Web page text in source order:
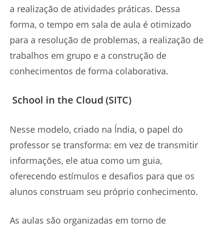
a realização de atividades práticas. Dessa
forma, o tempo em sala de aula é otimizado
para a resolução de problemas, a realização de
trabalhos em grupo e a construção de
conhecimentos de forma colaborativa.
School in the Cloud (SITC)
Nesse modelo, criado na Índia, o papel do
professor se transforma: em vez de transmitir
informações, ele atua como um guia,
oferecendo estímulos e desafios para que os
alunos construam seu próprio conhecimento.
As aulas são organizadas em torno de